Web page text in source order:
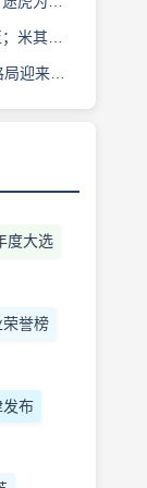
斩获欧洲近万吨订单
来重塑
度大选
誉榜
发布